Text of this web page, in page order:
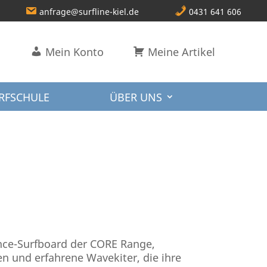
0431 641 606
anfrage@surfline-kiel.de
Meine Artikel
Mein Konto
ÜBER UNS
Surfboard der CORE Range,
und erfahrene Wavekiter, die ihre